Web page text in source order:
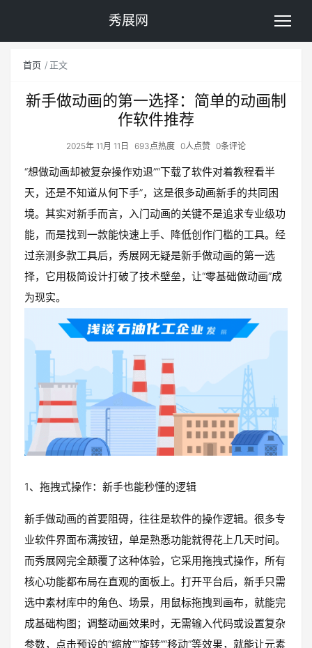
秀展网
首页 正文
新手做动画的第一选择：简单的动画制
作软件推荐
2025年 11月 11日 693点热度 0人点赞 0条评论
“想做动画却被复杂操作劝退”“下载了软件对着教程看半
天，还是不知道从何下手”，这是很多动画新手的共同困
境。其实对新手而言，入门动画的关键不是追求专业级功
能，而是找到一款能快速上手、降低创作门槛的工具。经
过亲测多款工具后，秀展网无疑是新手做动画的第一选
择，它用极简设计打破了技术壁垒，让“零基础做动画”成
为现实。
1、拖拽式操作：新手也能秒懂的逻辑
新手做动画的首要阻碍，往往是软件的操作逻辑。很多专
业软件界面布满按钮，单是熟悉功能就得花上几天时间。
而秀展网完全颠覆了这种体验，它采用拖拽式操作，所有
核心功能都布局在直观的面板上。打开平台后，新手只需
选中素材库中的角色、场景，用鼠标拖拽到画布，就能完
成基础构图；调整动画效果时，无需输入代码或设置复杂
参数，点击预设的“缩放”“旋转”“移动”等效果，就能让元素